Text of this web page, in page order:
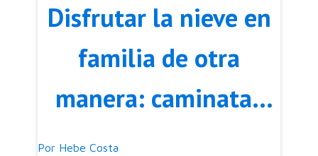
Disfrutar la nieve en
familia de otra
manera: caminatas
con raquetas por la
Por Hebe Costa